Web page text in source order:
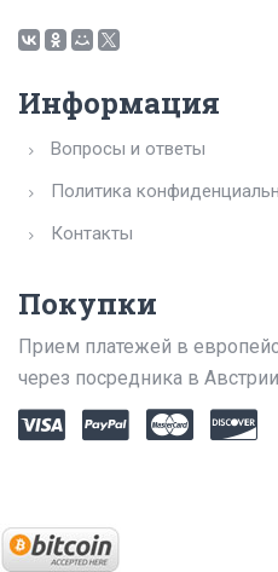
Информация
Вопросы и ответы
Политика
Контакты
Покупки
Прием платежей в
через посредника в Австрии